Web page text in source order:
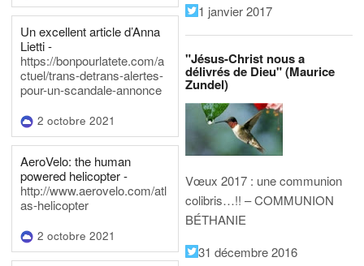
Un excellent article d’Anna
Lietti -
https://bonpourlatete.com/a
ctuel/trans-detrans-alertes-
pour-un-scandale-annonce
2 octobre 2021
AeroVelo: the human
powered helicopter -
http://www.aerovelo.com/atl
as-helicopter
2 octobre 2021
1 janvier 2017
"Jésus-Christ nous a
délivrés de Dieu" (Maurice
Zundel)
Vœux 2017 : une communion
colibris…!! – COMMUNION
BÉTHANIE
31 décembre 2016